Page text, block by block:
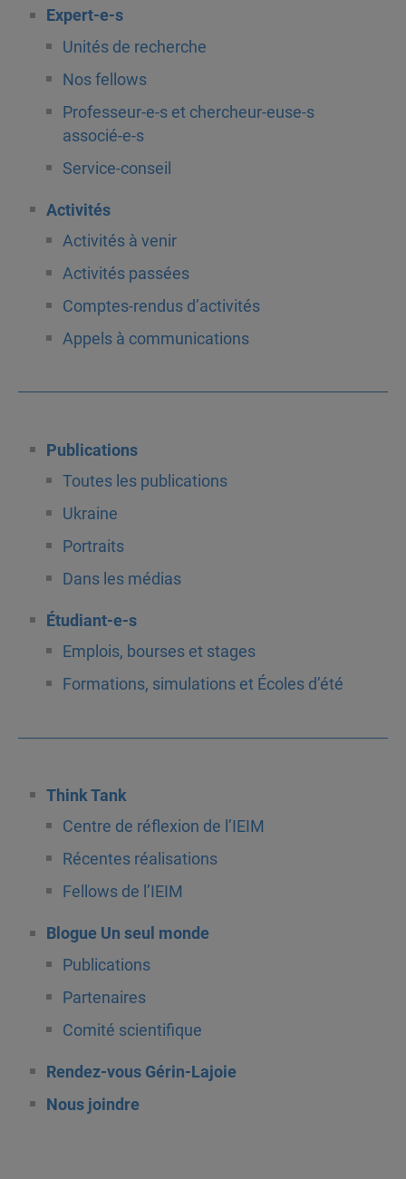
Expert-e-s
Unités de recherche
Nos fellows
Professeur-e-s et chercheur-euse-s
associé-e-s
Service-conseil
Activités
Activités à venir
Activités passées
Comptes-rendus d’activités
Appels à communications
Publications
Toutes les publications
Ukraine
Portraits
Dans les médias
Étudiant-e-s
Emplois, bourses et stages
Formations, simulations et Écoles d’été
Think Tank
Centre de réflexion de l’IEIM
Récentes réalisations
Fellows de l’IEIM
Blogue Un seul monde
Publications
Partenaires
Comité scientifique
Rendez-vous Gérin-Lajoie
Nous joindre